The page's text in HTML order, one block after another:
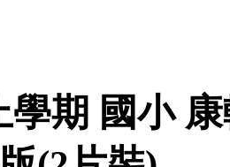
學期 國小